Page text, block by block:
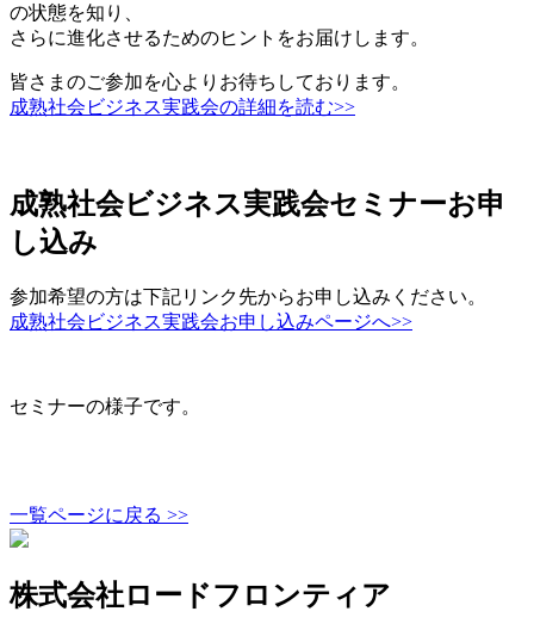
の状態を知り、
さらに進化させるためのヒントをお届けします。
皆さまのご参加を心よりお待ちしております。
成熟社会ビジネス実践会の詳細を読む>>
成熟社会ビジネス実践会セミナーお申
し込み
参加希望の方は下記リンク先からお申し込みください。
成熟社会ビジネス実践会お申し込みページへ>>
セミナーの様子です。
一覧ページに戻る >>
株式会社ロードフロンティア